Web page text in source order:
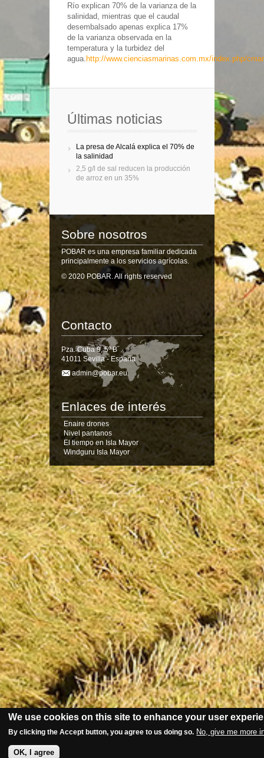
Río explican 70% de la varianza de la
salinidad, mientras que el caudal
desembalsado apenas explica 17%
de la varianza observada en la
temperatura y la turbidez del
agua. http://www.cienciasmarinas.com.mx/index.php/
Últimas noticias
La presa de Alcalá explica el 70% de
la salinidad
2,5 g/l de sal reducen la producción
de arroz en un 35%
Sobre nosotros
POBAR es una empresa familiar dedicada
principalmente a los servicios agrícolas.
© 2020 POBAR. All rights reserved
Contacto
Pza. Cuba 9, 5º B
41011 Sevilla - España
admin@pobar.eu
Enlaces de interés
Enaire drones
Nivel pantanos
El tiempo en Isla Mayor
Windguru Isla Mayor
We use cookies on this site to enhance your user
By clicking the Accept button, you agree to us doing so. No, give me more
OK, I agree